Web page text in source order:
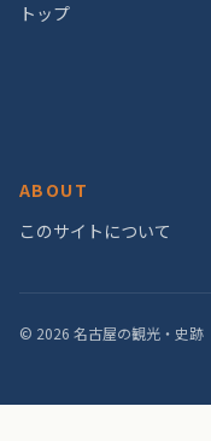
トップ
ABOUT
このサイトについて
© 2026 名古屋の観光・史跡